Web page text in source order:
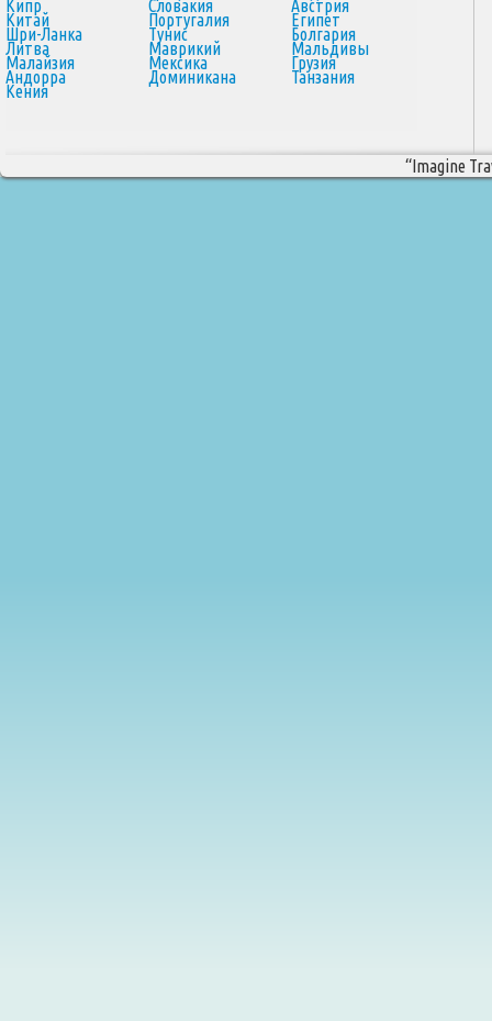
Кипр Словакия Австрия
Китай Португалия Египет
Шри-Ланка Тунис Болгария
Литва Маврикий Мальдивы
Малайзия Мексика Грузия
Андорра Доминикана Танзания
Кения
“Imagine